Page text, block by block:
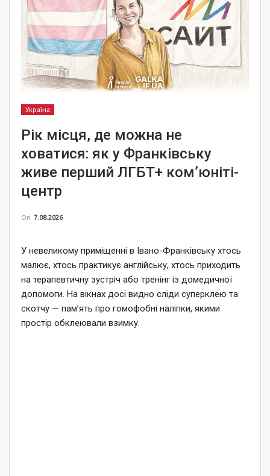
Україна
Рік місця, де можна не
ховатися: як у Франківську
живе перший ЛГБТ+ ком’юніті-
центр
On 7.08.2026
У невеликому приміщенні в Івано-Франківську хтось
малює, хтось практикує англійську, хтось приходить
на терапевтичну зустріч або тренінг із домедичної
допомоги. На вікнах досі видно сліди суперклею та
скотчу — пам’ять про гомофобні наліпки, якими
простір обклеювали взимку.